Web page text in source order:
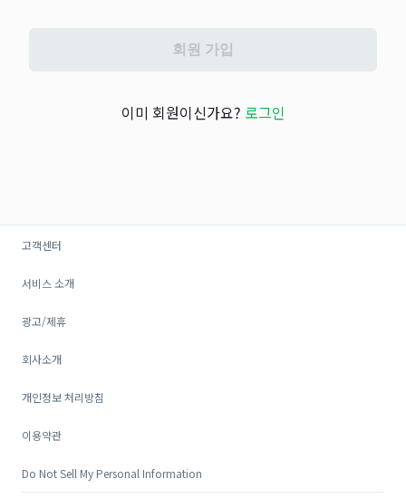
회원 가입
이미 회원이신가요? 로그인
고객센터
서비스 소개
광고/제휴
회사소개
개인정보 처리방침
이용약관
Do Not Sell My Personal Information